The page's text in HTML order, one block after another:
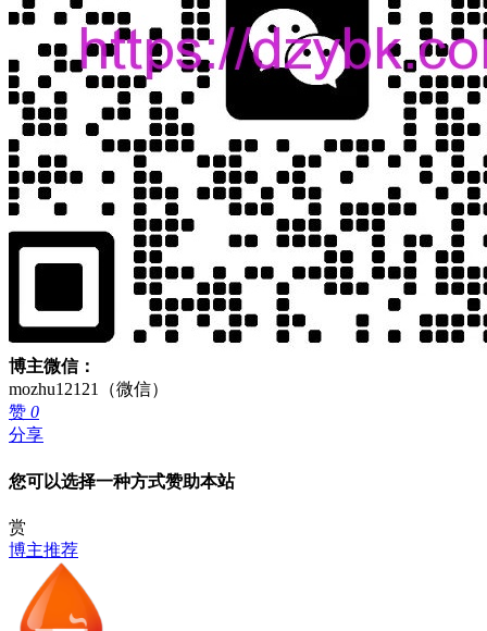
博主微信：
mozhu12121（微信）
赞 0
分享
您可以选择一种方式赞助本站
赏
博主推荐